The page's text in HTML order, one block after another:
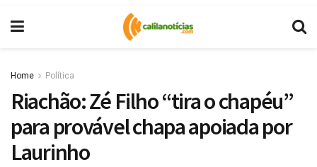
Home Política
Riachão: Zé Filho “tira o chapéu”
para provável chapa apoiada por
Laurinho